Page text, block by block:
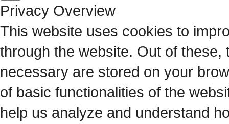
Privacy Overview
This website uses cookies to
through the website. Out of
necessary are stored on your
of basic functionalities of the
help us analyze and understand